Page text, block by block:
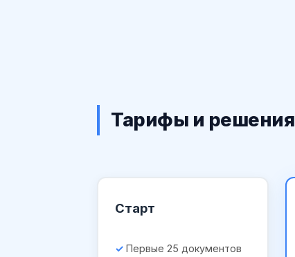
Тарифы и решения
Старт
Первые 25 документов